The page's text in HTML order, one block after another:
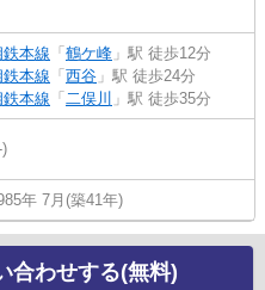
鉄本線 「 鶴ケ峰 」駅 徒歩12分
鉄本線 「 西谷 」駅 徒歩24分
鉄本線 「 二俣川 」駅 徒歩35分
年 7月(築41年)
合わせする(無料)